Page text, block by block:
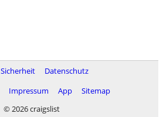
Sicherheit
Datenschutz
Impressum App
Sitemap
© 2026 craigslist